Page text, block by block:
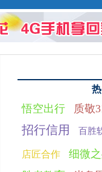
悟空出行 质敬
招行信用 百胜
店匠合作 细微